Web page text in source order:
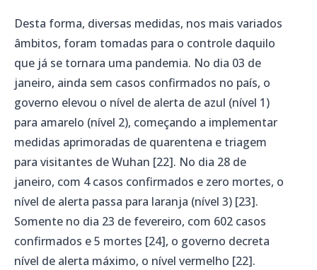
Desta forma, diversas medidas, nos mais variados
âmbitos, foram tomadas para o controle daquilo
que já se tornara uma pandemia. No dia 03 de
janeiro, ainda sem casos confirmados no país, o
governo elevou o nível de alerta de azul (nível 1)
para amarelo (nível 2), começando a implementar
medidas aprimoradas de quarentena e triagem
para visitantes de Wuhan [22]. No dia 28 de
janeiro, com 4 casos confirmados e zero mortes, o
nível de alerta passa para laranja (nível 3) [23].
Somente no dia 23 de fevereiro, com 602 casos
confirmados e 5 mortes [24], o governo decreta
nível de alerta máximo, o nível vermelho [22].